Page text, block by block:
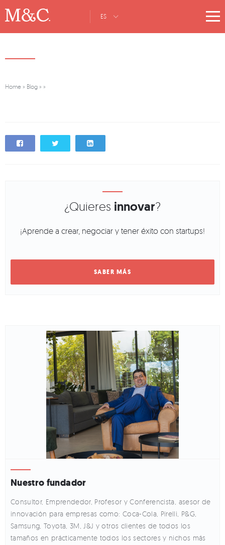
ES
Home » Blog » »
¿Quieres innovar?
¡Aprende a crear, negociar y tener éxito con startups!
Nuestro fundador
Consultor, Emprendedor, Profesor y Conferencista, asesor de
innovación para empresas como: Coca-Cola, Pirelli, P&G,
Samsung, Toyota, 3M, J&J y otros clientes de todos los
tamaños en prácticamente todos los sectores y nichos más